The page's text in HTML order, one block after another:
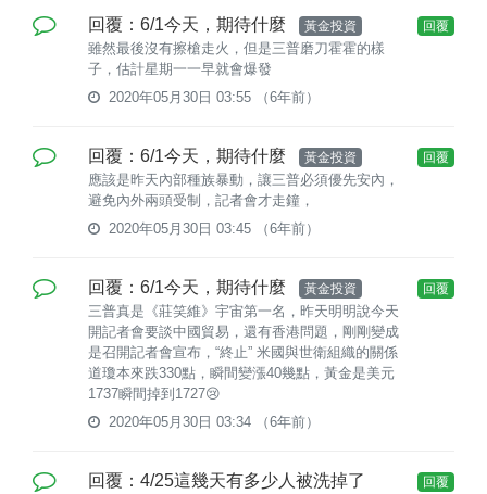
回覆：6/1今天，期待什麼 黃金投資
雖然最後沒有擦槍走火，但是三普磨刀霍霍的樣
子，估計星期一一早就會爆發
2020年05月30日 03:55
（6年前）
回覆
回覆：6/1今天，期待什麼 黃金投資
應該是昨天內部種族暴動，讓三普必須優先安內，
避免內外兩頭受制，記者會才走鐘，
2020年05月30日 03:45
（6年前）
回覆
回覆：6/1今天，期待什麼 黃金投資
三普真是《莊笑維》宇宙第一名，昨天明明說今天
開記者會要談中國貿易，還有香港問題，剛剛變成
是召開記者會宣布，“終止” 米國與世衛組織的關係
道瓊本來跌330點，瞬間變漲40幾點，黃金是美元
1737瞬間掉到1727😢
2020年05月30日 03:34
（6年前）
回覆
回覆：4/25這幾天有多少人被洗掉了 回覆